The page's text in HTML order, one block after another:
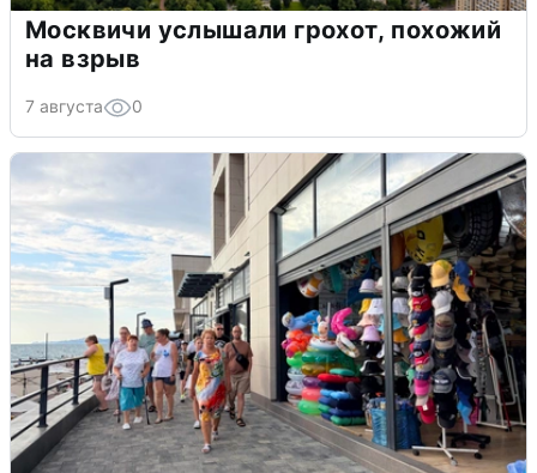
Москвичи услышали грохот, похожий
на взрыв
7 августа 0